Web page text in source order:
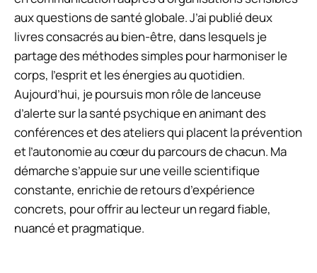
aux questions de santé globale. J’ai publié deux
livres consacrés au bien-être, dans lesquels je
partage des méthodes simples pour harmoniser le
corps, l’esprit et les énergies au quotidien.
Aujourd’hui, je poursuis mon rôle de lanceuse
d’alerte sur la santé psychique en animant des
conférences et des ateliers qui placent la prévention
et l’autonomie au cœur du parcours de chacun. Ma
démarche s’appuie sur une veille scientifique
constante, enrichie de retours d’expérience
concrets, pour offrir au lecteur un regard fiable,
nuancé et pragmatique.